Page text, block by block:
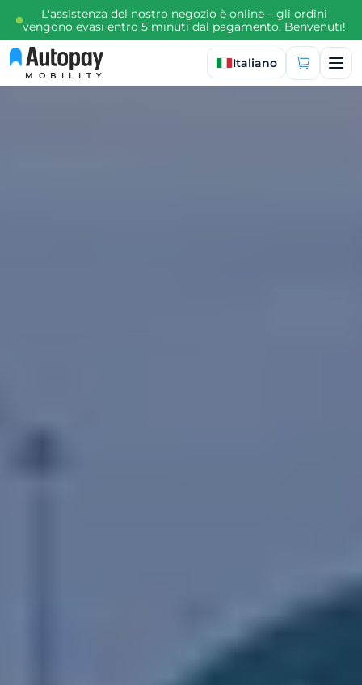
L'assistenza del nostro negozio è online – gli ordini
vengono evasi entro 5 minuti dal pagamento. Benvenuti!
MOBILITY
Seleziona lingua
Italiano